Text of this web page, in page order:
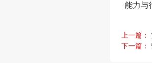
能力与
上一篇：
下一篇：